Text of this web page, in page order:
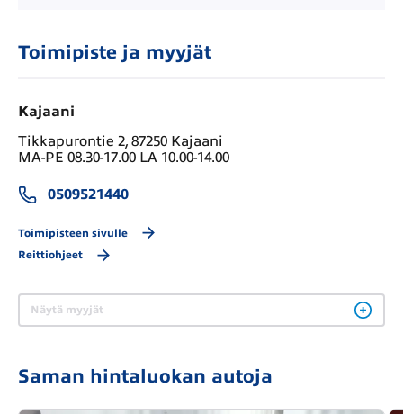
Toimipiste ja myyjät
Kajaani
Tikkapurontie 2, 87250 Kajaani
MA-PE 08.30-17.00 LA 10.00-14.00
0509521440
Toimipisteen sivulle
Reittiohjeet
Näytä myyjät
Saman hintaluokan autoja